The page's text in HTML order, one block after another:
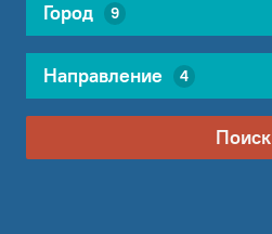
Город 9
Направление 4
Поиск